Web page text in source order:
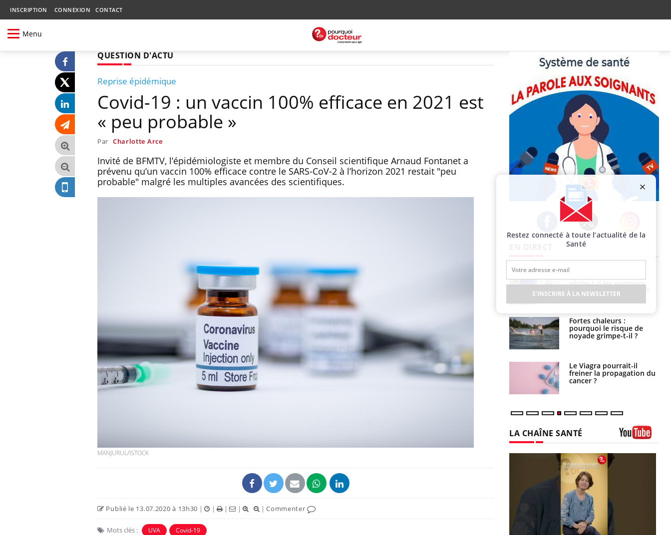
INSCRIPTION CONNEXION CONTACT
Menu
QUESTION D'ACTU
Reprise épidémique
Covid-19 : un vaccin 100% efficace en 2021 est
« peu probable »
Par Charlotte Arce
Invité de BFMTV, l’épidémiologiste et membre du Conseil scientifique Arnaud Fontanet a
prévenu qu’un vaccin 100% efficace contre le SARS-CoV-2 à l’horizon 2021 restait "peu
probable" malgré les multiples avancées des scientifiques.
MANJURUL/ISTOCK
Publié le 13.07.2020 à 13h30 | | | | |Commenter
Mots clés : UVA Covid-19
Facebook Twitter Instagram
Grossesse à risque : ce jus
naturel attire l'attention
Comment oublier les
écrans en vacances ?
Toujours connectés :
comment le travail
empiète de plus en plus
sur nos soirées
Cancer colorectal : une
stratégie simple aurait
changé la donne au Pays
basque
Chikungunya, dengue,
t-il dans le sud de la
Les médicaments GLP-1
protègent-ils aussi les os
VIH : la fin du comprimé
tous les jours se profile-t-
elle enfin ?
gâche-t-il les premiers
jours de vos vacances ?
Fortes chaleurs :
pourquoi le risque de
noyade grimpe-t-il ?
Le Viagra pourrait-il
freiner la propagation du
cancer ?
LA CHAÎNE SANTÉ
Restez connecté à toute l’actualité de la
Santé
S'INSCRIRE À LA NEWSLETTER